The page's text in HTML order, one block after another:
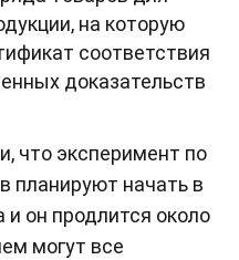
на которую
соответствия
доказательств
что эксперимент по
планируют начать в
и он продлится около
могут все